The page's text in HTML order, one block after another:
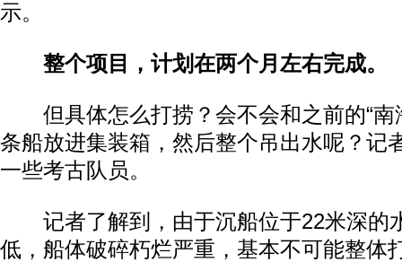
示。
整个项目，计划在两个月左右完成。
但具体怎么打捞？会不会和之前的“南
条船放进集装箱，然后整个吊出水呢？记
一些考古队员。
记者了解到，由于沉船位于22米深的
低，船体破碎朽烂严重，基本不可能整体